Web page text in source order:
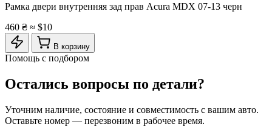
Рамка двери внутренняя зад прав Acura MDX 07-13 черн
460 ₴ ≈ $10
В корзину
Помощь с подбором
Остались вопросы по детали?
Уточним наличие, состояние и совместимость с вашим авто.
Оставьте номер — перезвоним в рабочее время.